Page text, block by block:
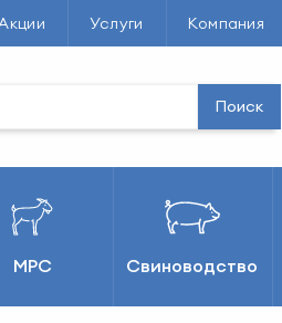
Услуги Компания
Поиск
МРС Свиноводство